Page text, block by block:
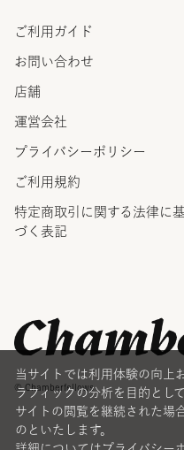
ご利用ガイド
お問い合わせ
店舗
運営会社
プライバシーポリシー
ご利用規約
特定商取引に関する法律に 基
づく表記
© Chamberfellows
当サイトでは利用体験の向上
ラフィックの分析を目的とし
サイトの閲覧を継続された場
のといたします。